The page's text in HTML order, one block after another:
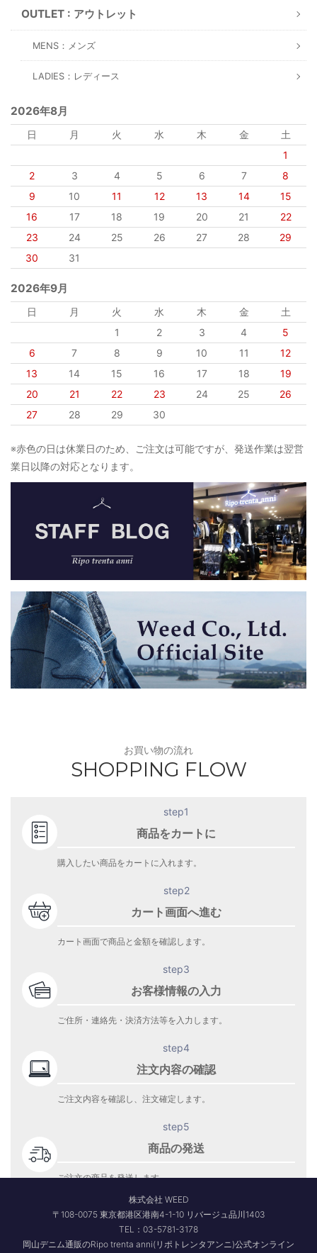
OUTLET : アウトレット
MENS：メンズ
LADIES：レディース
2026年8月
日 月 火 水 木 金
土
1
2
3 4 5 6 7
8
9
10 11 12 13 14
15
16
17 18 19 20 21
22
23
24 25 26 27 28
29
30
31
2026年9月
日 月 火 水 木 金
土
1
2 3 4
5
6
7 8 9 10 11
12
13
14 15 16 17 18
19
20
21 22 23 24 25
26
27
28 29 30
※赤色の日は休業日のため、ご注文は可能ですが、発送作業は翌営
業日以降の対応となります。
お買い物の流れ
SHOPPING FLOW
step1
商品をカートに
購入したい商品をカートに入れます。
step2
カート画面へ進む
カート画面で商品と金額を確認します。
step3
お客様情報の入力
ご住所・連絡先・決済方法等を入力します。
step4
注文内容の確認
ご注文内容を確認し、注文確定します。
step5
商品の発送
ご注文の商品を発送します。
株式会社 WEED
〒108-0075 東京都港区港南4-1-10 リバージュ品川1403
TEL：03-5781-3178
岡山デニム通販のRipo trenta anni(リポトレンタアンニ)公式オンライン